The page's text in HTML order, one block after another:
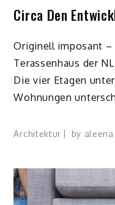
Circa Den
Originell imposant –
Terassenhaus der
Die vier Etagen
Wohnungen
Architektur by aleena